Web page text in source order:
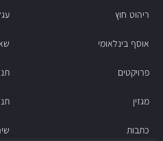
ריהוט חוץ
אוסף בינלאומי
פרויקטים
מגזין
כתבות